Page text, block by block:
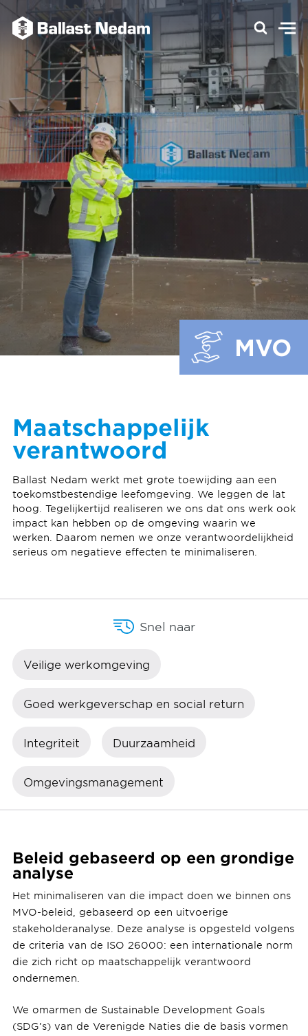
MVO
Maatschappelijk
verantwoord
Ballast Nedam werkt met grote toewijding aan een
toekomstbestendige leefomgeving. We leggen de lat
hoog. Tegelijkertijd realiseren we ons dat ons werk ook
impact kan hebben op de omgeving waarin we
werken. Daarom nemen we onze verantwoordelijkheid
serieus om negatieve effecten te minimaliseren.
Snel naar
Veilige werkomgeving
Goed werkgeverschap en social return
Integriteit Duurzaamheid
Omgevingsmanagement
Beleid gebaseerd op een grondige
analyse
Het minimaliseren van die impact doen we binnen ons
MVO-beleid, gebaseerd op een uitvoerige
stakeholderanalyse. Deze analyse is opgesteld volgens
de criteria van de ISO 26000: een internationale norm
die zich richt op maatschappelijk verantwoord
ondernemen.
We omarmen de Sustainable Development Goals
(SDG’s) van de Verenigde Naties die de basis vormen